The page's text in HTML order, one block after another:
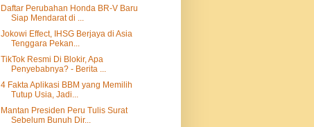
Daftar Perubahan Honda BR-V Baru
Siap Mendarat di ...
Jokowi Effect, IHSG Berjaya di Asia
Tenggara Pekan...
TikTok Resmi Di Blokir, Apa
Penyebabnya? - Berita ...
4 Fakta Aplikasi BBM yang Memilih
Tutup Usia, Jadi...
Mantan Presiden Peru Tulis Surat
Sebelum Bunuh Dir...